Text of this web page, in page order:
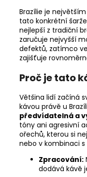
Brazílie je
tato konkrétní šarže
nejlepší z tradiční
zaručuje nejvyšší
defektů, zatímco
zajišťuje
Proč je tato
Většina lidí začíná
kávou právě u
předvídatelná a
tóny ani agresivní
ořechů, kterou si
nebo v kombinaci
Zpracování:
dodává kávě